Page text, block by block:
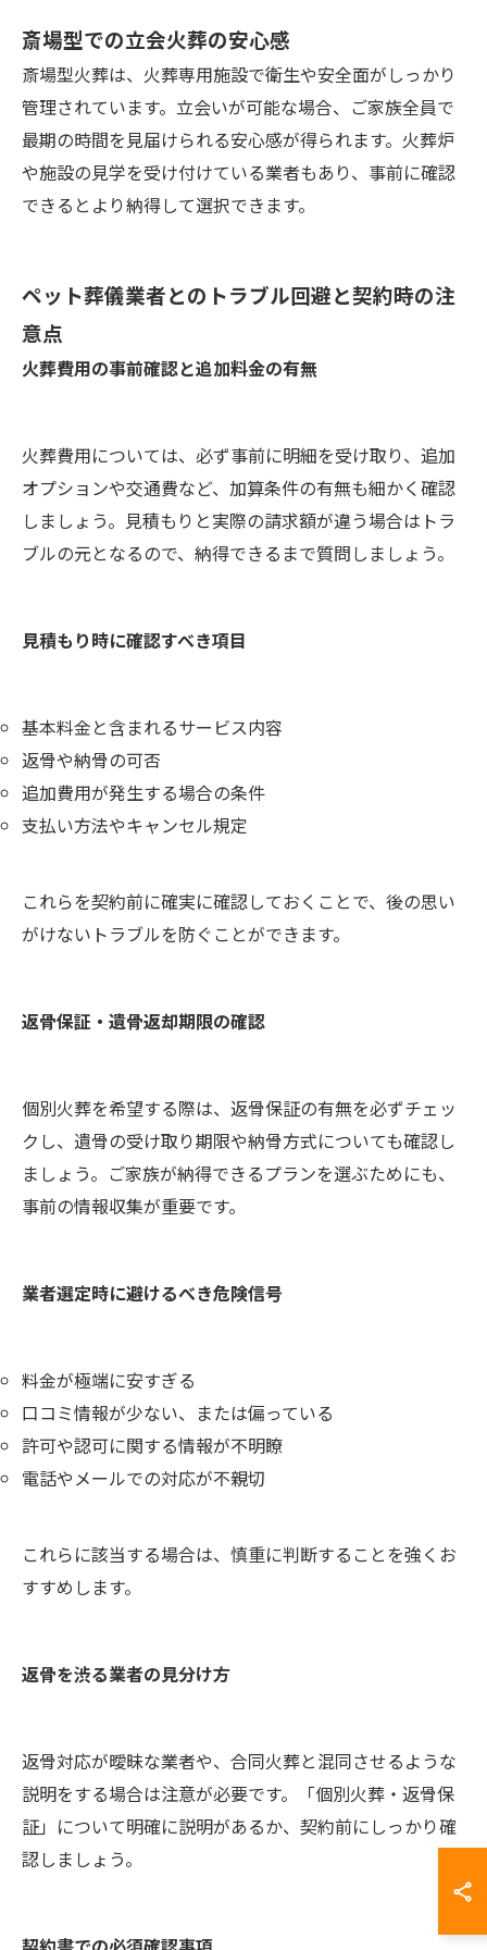
斎場型での立会火葬の安心感
斎場型火葬は、火葬専用施設で衛生や安全面がしっかり
管理されています。立会いが可能な場合、ご家族全員で
最期の時間を見届けられる安心感が得られます。火葬炉
や施設の見学を受け付けている業者もあり、事前に確認
できるとより納得して選択できます。
ペット葬儀業者とのトラブル回避と契約時の注
意点
火葬費用の事前確認と追加料金の有無
火葬費用については、必ず事前に明細を受け取り、追加
オプションや交通費など、加算条件の有無も細かく確認
しましょう。見積もりと実際の請求額が違う場合はトラ
ブルの元となるので、納得できるまで質問しましょう。
見積もり時に確認すべき項目
基本料金と含まれるサービス内容
返骨や納骨の可否
追加費用が発生する場合の条件
支払い方法やキャンセル規定
これらを契約前に確実に確認しておくことで、後の思い
がけないトラブルを防ぐことができます。
返骨保証・遺骨返却期限の確認
個別火葬を希望する際は、返骨保証の有無を必ずチェッ
クし、遺骨の受け取り期限や納骨方式についても確認し
ましょう。ご家族が納得できるプランを選ぶためにも、
事前の情報収集が重要です。
業者選定時に避けるべき危険信号
料金が極端に安すぎる
口コミ情報が少ない、または偏っている
許可や認可に関する情報が不明瞭
電話やメールでの対応が不親切
これらに該当する場合は、慎重に判断することを強くお
すすめします。
返骨を渋る業者の見分け方
返骨対応が曖昧な業者や、合同火葬と混同させるような
説明をする場合は注意が必要です。「個別火葬・返骨保
証」について明確に説明があるか、契約前にしっかり確
認しましょう。